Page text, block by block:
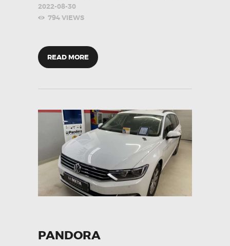
2022-08-30
794VIEWS
READ MORE
PANDORA